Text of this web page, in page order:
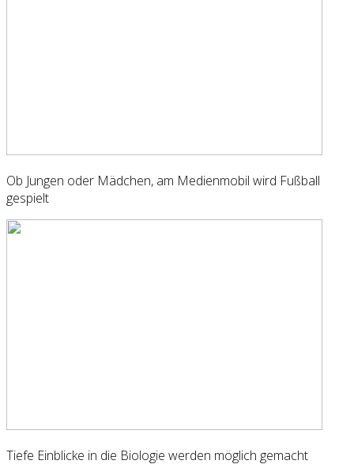
Ob Jungen oder Mädchen, am Medienmobil wird Fußball
gespielt
Tiefe Einblicke in die Biologie werden möglich gemacht